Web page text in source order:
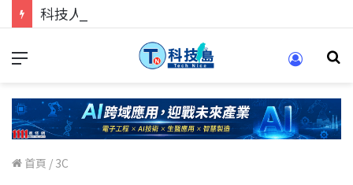
科技人找工作，就到TECH+ 科技專區!
首頁 / 3C